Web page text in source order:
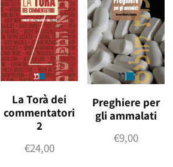
La Torà dei
commentatori
2
€24,00
Preghiere per
gli ammalati
€9,00